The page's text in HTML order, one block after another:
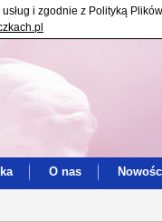
i zgodnie z Polityką
O nas